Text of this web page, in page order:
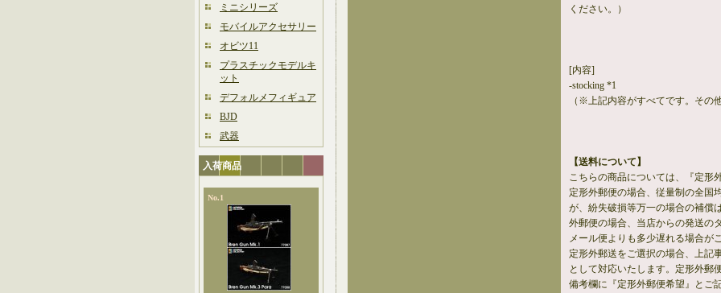
ミニシリーズ
モバイルアクセサリー
オビツ11
プラスチックモデルキ
ット
デフォルメフィギュア
BJD
武器
入荷商品
No.1
ください。）
[内容]
-stocking *1
（※上記内容がすべてです。その
【送料について】
こちらの商品については、『定形
定形外郵便の場合、従量制の全国
が、紛失破損等万一の場合の補償
外郵便の場合、当店からの発送の
メール便よりも多少遅れる場合
定形外郵送をご選択の場合、上記
として対応いたします。定形外郵
備考欄に『定形外郵便希望』とご